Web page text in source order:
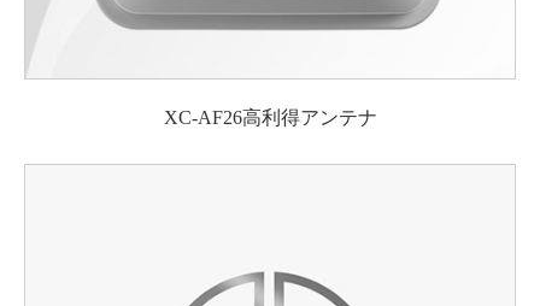
XC-AF26高利得アンテナ